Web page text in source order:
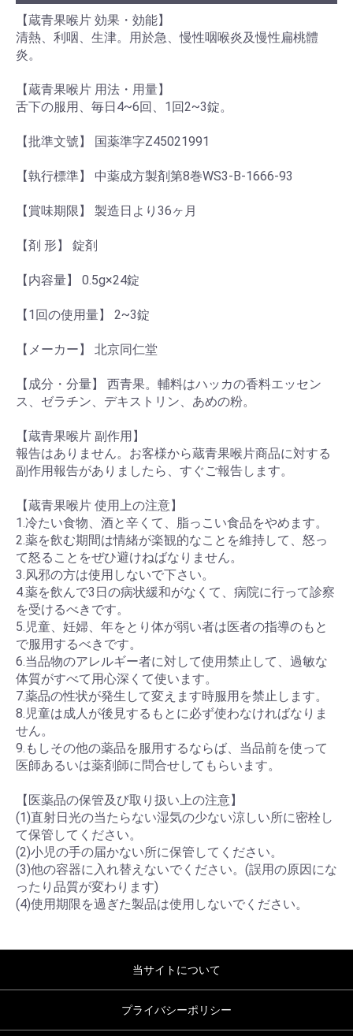
【蔵青果喉片 効果・効能】
清熱、利咽、生津。用於急、慢性咽喉炎及慢性扁桃體
炎。
【蔵青果喉片 用法・用量】
舌下の服用、毎日4~6回、1回2~3錠。
【批準文號】 国薬準字Z45021991
【執行標準】 中薬成方製剤第8巻WS3-B-1666-93
【賞味期限】 製造日より36ヶ月
【剤 形】 錠剤
【内容量】 0.5g×24錠
【1回の使用量】 2~3錠
【メーカー】 北京同仁堂
【成分・分量】 西青果。輔料はハッカの香料エッセン
ス、ゼラチン、デキストリン、あめの粉。
【蔵青果喉片 副作用】
報告はありません。お客様から蔵青果喉片商品に対する
副作用報告がありましたら、すぐご報告します。
【蔵青果喉片 使用上の注意】
1.冷たい食物、酒と辛くて、脂っこい食品をやめます。
2.薬を飲む期間は情緒が楽観的なことを維持して、怒っ
て怒ることをぜひ避けねばなりません。
3.风邪の方は使用しないで下さい。
4.薬を飲んで3日の病状緩和がなくて、病院に行って診察
を受けるべきです。
5.児童、妊婦、年をとり体が弱い者は医者の指導のもと
で服用するべきです。
6.当品物のアレルギー者に対して使用禁止して、過敏な
体質がすべて用心深くて使います。
7.薬品の性状が発生して変えます時服用を禁止します。
8.児童は成人が後見するもとに必ず使わなければなりま
せん。
9.もしその他の薬品を服用するならば、当品前を使って
医師あるいは薬剤師に問合せしてもらいます。
【医薬品の保管及び取り扱い上の注意】
(1)直射日光の当たらない湿気の少ない涼しい所に密栓し
て保管してください。
(2)小児の手の届かない所に保管してください。
(3)他の容器に入れ替えないでください。(誤用の原因にな
ったり品質が変わります)
(4)使用期限を過ぎた製品は使用しないでください。
当サイトについて
プライバシーポリシー